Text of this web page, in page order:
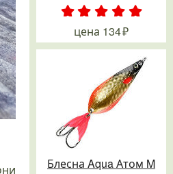
на
приманок
по окуне
и щуке -
2024
12 окт.
2024
Как? Ловля
щуки
. .
цена 134
Блесна Aqua Атом M